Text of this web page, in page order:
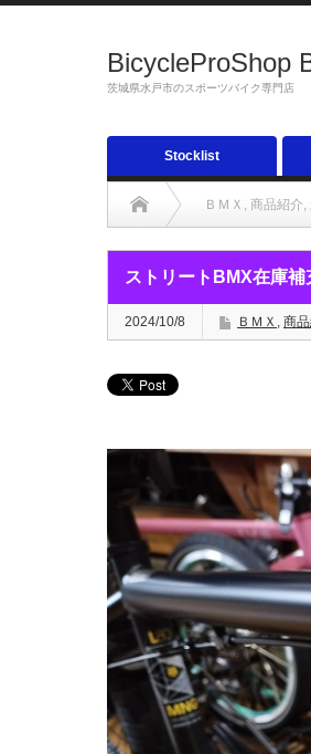
BicycleProShop
茨城県水戸市のスポーツバイク専門店
Stocklist
ＢＭＸ , 商品紹介,
ストリートBMX在庫補
2024/10/8 ＢＭＸ , 商